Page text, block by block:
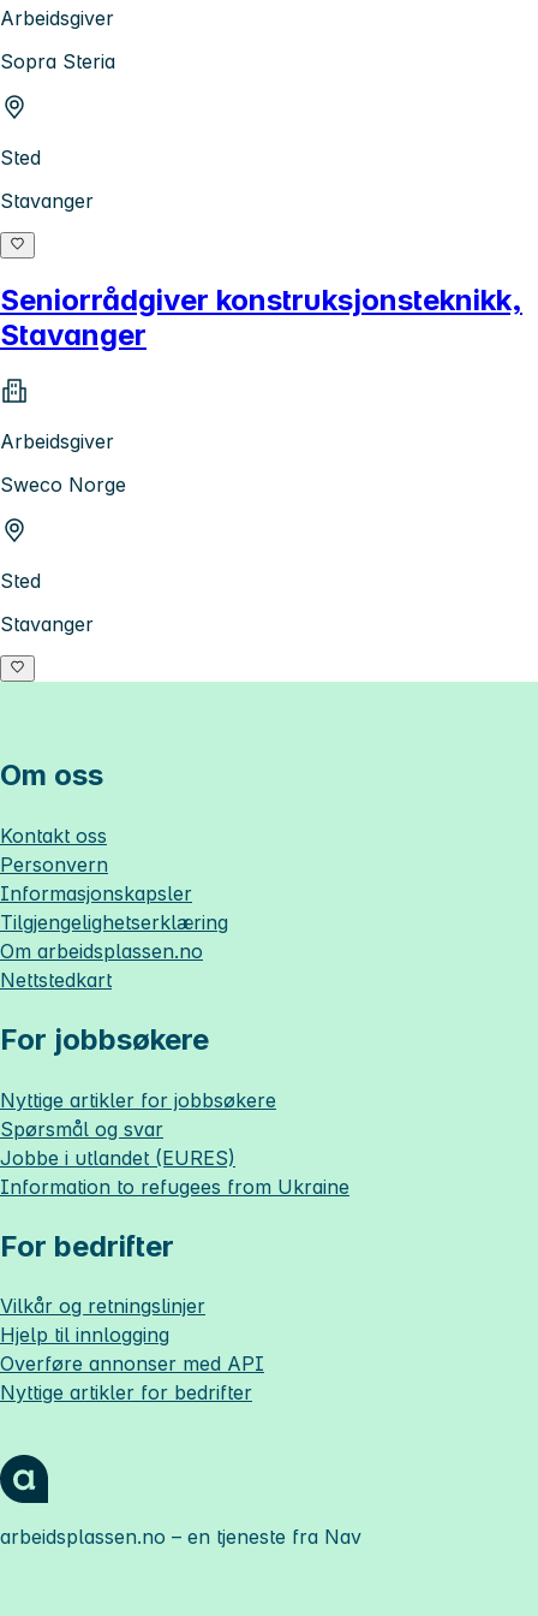
Arbeidsgiver
Sopra Steria
Sted
Stavanger
Seniorrådgiver konstruksjonsteknikk,
Stavanger
Arbeidsgiver
Sweco Norge
Sted
Stavanger
Om oss
Kontakt oss
Personvern
Informasjonskapsler
Tilgjengelighetserklæring
Om arbeidsplassen.no
Nettstedkart
For jobbsøkere
Nyttige artikler for jobbsøkere
Spørsmål og svar
Jobbe i utlandet (EURES)
Information to refugees from Ukraine
For bedrifter
Vilkår og retningslinjer
Hjelp til innlogging
Overføre annonser med API
Nyttige artikler for bedrifter
arbeidsplassen.no – en tjeneste fra Nav